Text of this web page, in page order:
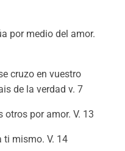
por medio del amor.
cruzo en vuestro
de la verdad v. 7
otros por amor. V. 13
ti mismo. V. 14